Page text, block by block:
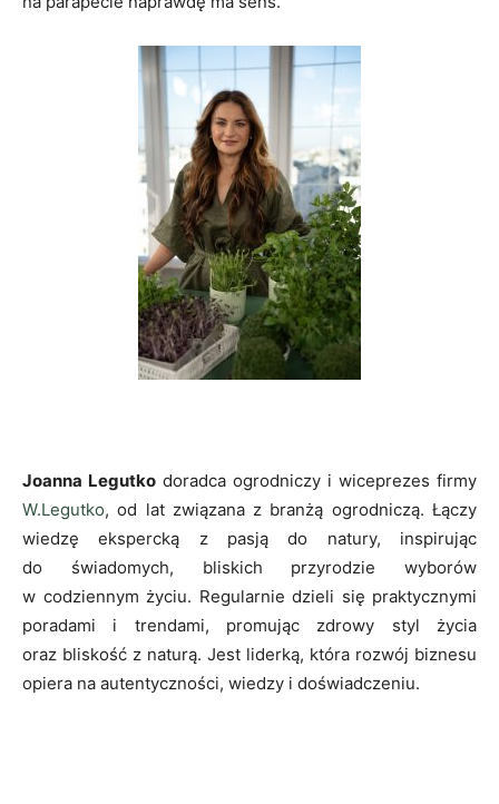
Joanna Legutko doradca ogrodniczy i wiceprezes firmy
W.Legutko, od lat związana z branżą ogrodniczą. Łączy
wiedzę ekspercką z pasją do natury, inspirując
do świadomych, bliskich przyrodzie wyborów
w codziennym życiu. Regularnie dzieli się praktycznymi
poradami i trendami, promując zdrowy styl życia
oraz bliskość z naturą. Jest liderką, która rozwój biznesu
opiera na autentyczności, wiedzy i doświadczeniu.